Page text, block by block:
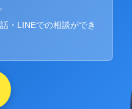
・LINEでの相談ができ